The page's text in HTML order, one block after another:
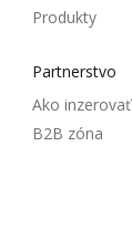
Produkty
Partnerstvo
Ako inzerovať
B2B zóna